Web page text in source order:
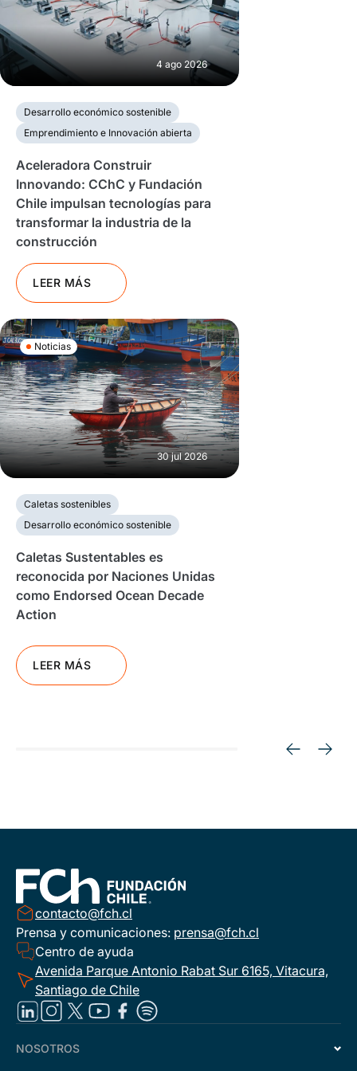
4 ago 2026
Desarrollo económico sostenible
Emprendimiento e Innovación abierta
Aceleradora Construir
Innovando: CChC y Fundación
Chile impulsan tecnologías para
transformar la industria de la
construcción
LEER MÁS
Noticias
30 jul 2026
Caletas sostenibles
Desarrollo económico sostenible
Caletas Sustentables es
reconocida por Naciones Unidas
como Endorsed Ocean Decade
Action
LEER MÁS
contacto@fch.cl
Prensa y comunicaciones: prensa@fch.cl
Centro de ayuda
Avenida Parque Antonio Rabat Sur 6165, Vitacura,
Santiago de Chile
NOSOTROS